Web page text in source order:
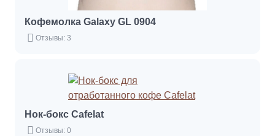
Кофемолка Galaxy GL 0904
Отзывы: 3
Нок-бокс Cafelat
Отзывы: 0